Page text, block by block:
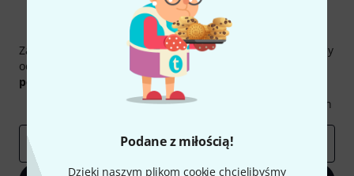
Podane z miłością!
Dzięki naszym plikom cookie chcielibyśmy
Thomann Newsletter
Zapisz się do Thomann Newsletter w języku polskim, a przy
odrobinie szczęścia możesz wygrać jeden z
podarunkowych
warty50 €!
Inspirujące treści
Oferty Spostrzeżenia Thomann